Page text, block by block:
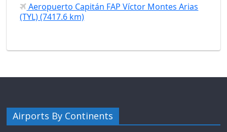
Aeropuerto Capitán FAP Víctor Montes Arias
(TYL) (7417.6 km)
Airports By Continents